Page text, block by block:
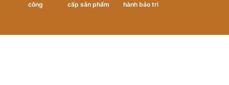
công
cấp sản phẩm
hành bảo trì